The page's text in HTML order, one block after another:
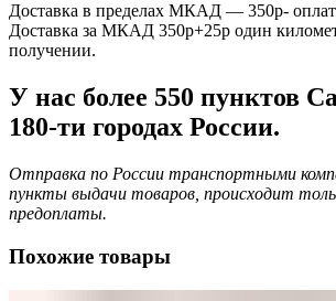
Доставка в пределах МКАД — 350р-
Доставка за МКАД 350р+25р один
получении.
У нас более 550 пунктов
180-ти городах России.
Отправка по России транспортными
пункты выдачи товаров, происходит
предоплаты.
Похожие товары